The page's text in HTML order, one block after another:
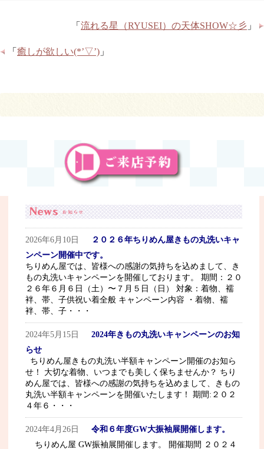
「 流れる星（RYUSEI）の天体SHOW☆彡 」
「 癒しが欲しい(*’▽’) 」
2026年6月10日
２０２６年ちりめん屋きもの丸洗いキャ
ンペーン開催中です。
ちりめん屋では、皆様への感謝の気持ちを込めまして、き
もの丸洗いキャンペーンを開催しております。 期間：２０
２６年６月６日（土）〜７月５日（日） 対象：着物、襦
袢、帯、子供祝い着全般 キャンペーン内容 ・着物、襦
袢、帯、子・・・
2024年5月15日
2024年きもの丸洗いキャンペーンのお知
らせ
ちりめん屋きもの丸洗い半額キャンペーン開催のお知ら
せ！ 大切な着物、いつまでも美しく保ちませんか？ ちり
めん屋では、皆様への感謝の気持ちを込めまして、きもの
丸洗い半額キャンペーンを開催いたします！ 期間:２０２
４年６・・・
2024年4月26日
令和６年度GW大振袖展開催します。
ちりめん屋 GW振袖展開催します。 開催期間 ２０２４